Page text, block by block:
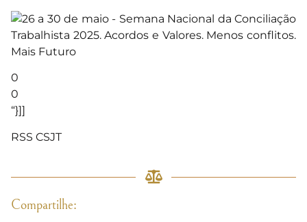
0
0
“}]]
RSS CSJT
Compartilhe: